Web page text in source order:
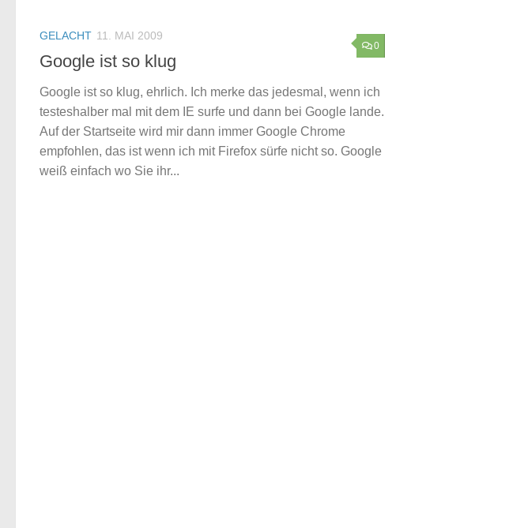
0
GELACHT 11. MAI 2009
Google ist so klug
Google ist so klug, ehrlich. Ich merke das jedesmal, wenn ich
testeshalber mal mit dem IE surfe und dann bei Google lande.
Auf der Startseite wird mir dann immer Google Chrome
empfohlen, das ist wenn ich mit Firefox sürfe nicht so. Google
weiß einfach wo Sie ihr...